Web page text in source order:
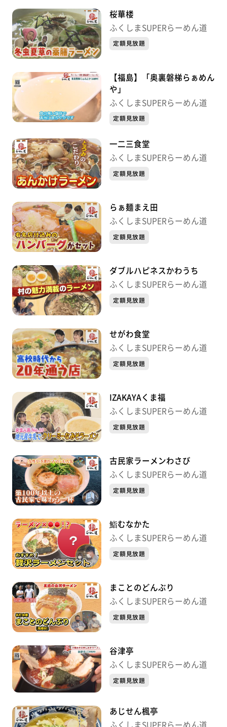
桜華楼
ふくしまSUPERらーめん道
定額見放題
【福島】「奥裏磐梯らぁめん
や」
ふくしまSUPERらーめん道
定額見放題
一二三食堂
ふくしまSUPERらーめん道
定額見放題
らぁ麺まえ田
ふくしまSUPERらーめん道
定額見放題
ダブルハピネスかわうち
ふくしまSUPERらーめん道
定額見放題
せがわ食堂
ふくしまSUPERらーめん道
定額見放題
IZAKAYAくま福
ふくしまSUPERらーめん道
定額見放題
古民家ラーメンわさび
ふくしまSUPERらーめん道
定額見放題
鮨むなかた
ふくしまSUPERらーめん道
定額見放題
まことのどんぶり
ふくしまSUPERらーめん道
定額見放題
谷津亭
ふくしまSUPERらーめん道
定額見放題
あじせん楓亭
ふくしまSUPERらーめん道